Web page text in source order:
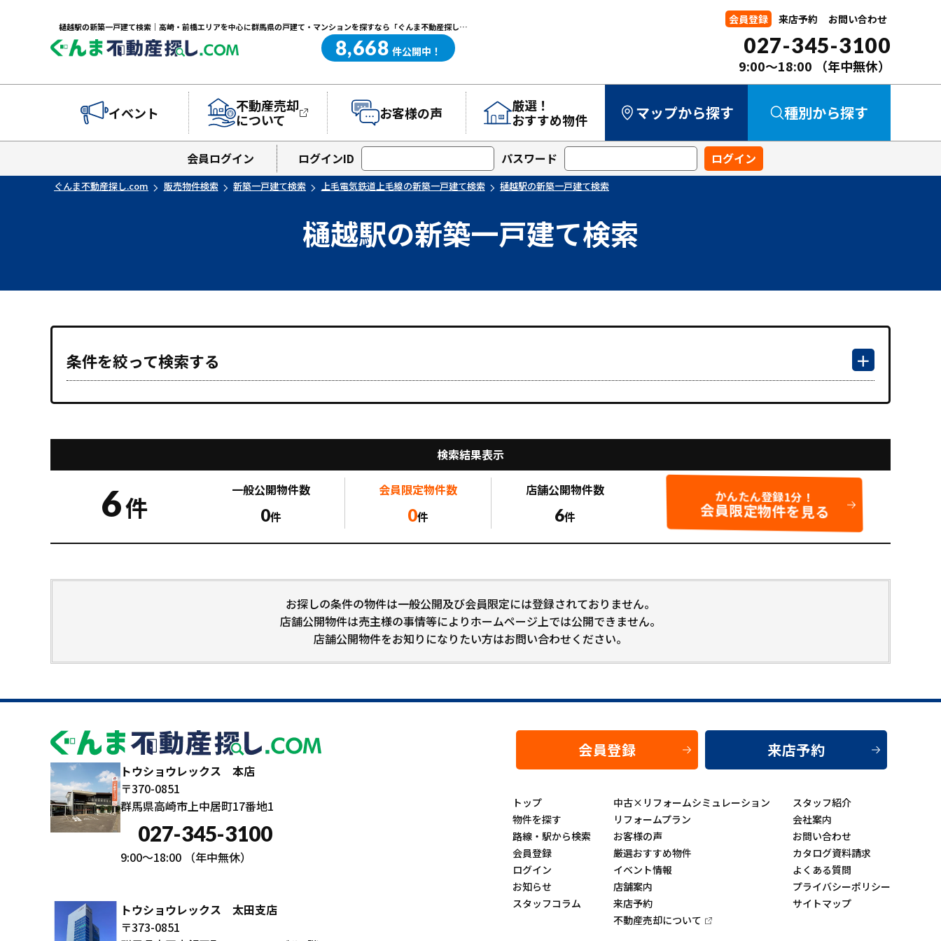
樋越駅の新築一戸建て検索｜高崎・前橋エリアを中心に群馬県の戸建て・マンションを探すなら「ぐんま不動産探し.com」
ぐんま不動産探し.com
8,668 件公開中！
会員登録 来店予約 お問い合わせ
027-345-3100
9:00～18:00 （年中無休）
イベント
不動産売却
について
お客様の声
厳選！
おすすめ物件
マップから探す 種別から探す
中古一戸建て
新築一戸建て
中古マンション
土地
事業用
会員ログイン ログインID パスワード
ぐんま不動産探し.com 販売物件検索 新築一戸建て検索 上毛電気鉄道上毛線の新築一戸建て検索 樋越駅の新築一戸建て検索
樋越駅の新築一戸建て検索
条件を絞って検索する
検索結果表示
6件
一般公開物件数
0件
会員限定物件数
0件
店舗公開物件数
6件
かんたん登録1分！
会員限定物件を見る
お探しの条件の物件は一般公開及び会員限定には登録されておりません。
店舗公開物件は売主様の事情等によりホームページ上では公開できません。
店舗公開物件をお知りになりたい方はお問い合わせください。
トウショウレックス 本店
〒370-0851
群馬県高崎市上中居町17番地1
027-345-3100
9:00～18:00 （年中無休）
トウショウレックス 太田支店
〒373-0851
会員登録 来店予約
トップ
物件を探す
路線・駅から検索
会員登録
ログイン
お知らせ
スタッフコラム
中古×リフォームシミュレーション
リフォームプラン
お客様の声
厳選おすすめ物件
イベント情報
店舗案内
来店予約
不動産売却について
スタッフ紹介
会社案内
お問い合わせ
カタログ資料請求
よくある質問
プライバシーポリシー
サイトマップ